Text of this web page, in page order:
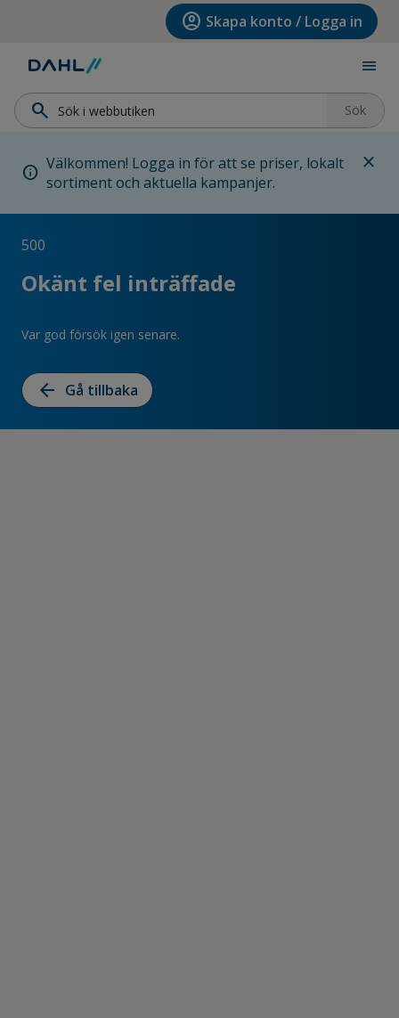
Hoppa till huvudinnehållet account_circle Skapa konto / Logga in
menu
search Sök
info Välkommen! Logga in för att se priser, lokalt
sortiment och aktuella kampanjer.
close
500
Okänt fel inträffade
Var god försök igen senare.
arrow_back Gå tillbaka